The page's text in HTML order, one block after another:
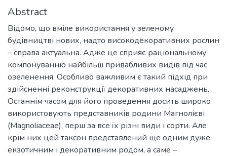
Abstract
Відомо, що вміле використання у зеленому
будівництві нових, надто високодекоративних рослин
– справа актуальна. Адже це сприяє раціональному
компонуванню найбільш привабливих видів під час
озеленення. Особливо важливим є такий підхід при
здійсненні реконструкції декоративних насаджень.
Останнім часом для його проведення досить широко
використовують представників родини Магнолієві
(Magnoliaceae), перш за все їх різні види і сорти. Але
крім них цей таксон представлений ще одним дуже
екзотичним і декоративним родом, а саме –